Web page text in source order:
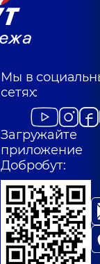
Мы в
сетях:
Загружайте
приложение
Добробут: